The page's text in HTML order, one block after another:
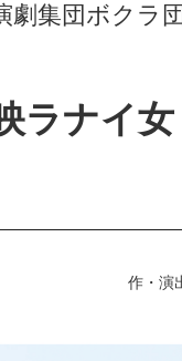
劇集団ボクラ
ラナイ
作・